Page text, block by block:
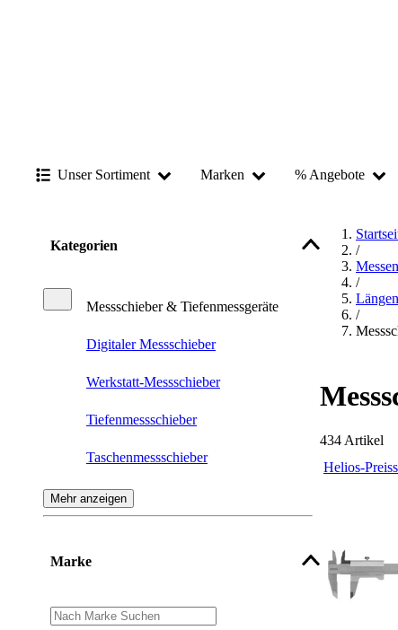
Unser Sortiment Marken % Angebote
Kategorien
Messschieber & Tiefenmessgeräte
Digitaler Messschieber
Werkstatt-Messschieber
Tiefenmessschieber
Taschenmessschieber
Analoger Messschieber
Bremstrommelmessschieber
Messschieber Zubehör
Mehr anzeigen
Marke
/
/
/
434 Artikel
Helios-